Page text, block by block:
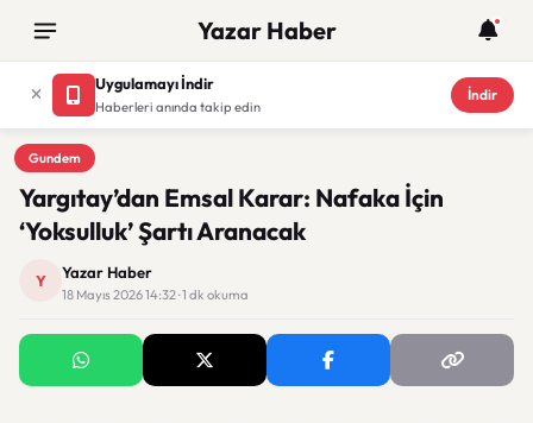
Yazar Haber
Uygulamayı İndir
Haberleri anında takip edin
İndir
Gundem
Gundem
Yargıtay’dan Emsal Karar: Nafaka İçin
‘Yoksulluk’ Şartı Aranacak
Y Yazar Haber
18 Mayıs 2026 14:32 · 1 dk okuma